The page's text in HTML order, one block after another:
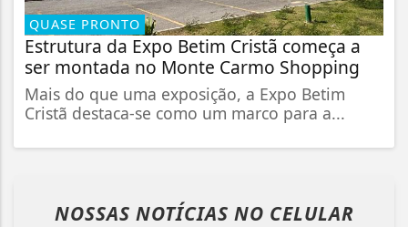
QUASE PRONTO
Estrutura da Expo Betim Cristã começa a
ser montada no Monte Carmo Shopping
Mais do que uma exposição, a Expo Betim
Cristã destaca-se como um marco para a...
NOSSAS NOTÍCIAS NO CELULAR